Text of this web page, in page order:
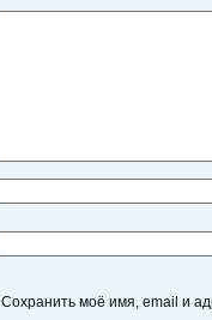
Сохранить моё имя, email и